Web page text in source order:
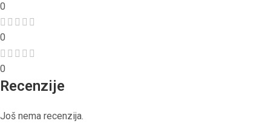
0
0
0
Recenzije
Još nema recenzija.